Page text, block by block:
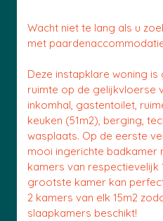
Wacht niet te lang als u
met
Deze instapklare woning
ruimte op de gelijkvloerse
inkomhal, gastentoilet,
keuken (51m2), berging,
wasplaats. Op de eerste
mooi ingerichte badkamer
kamers van respectievelijk
grootste kamer kan
2 kamers van elk 15m2
slaapkamers beschikt!